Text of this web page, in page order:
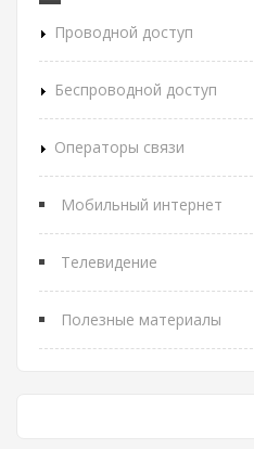
Проводной доступ
Беспроводной доступ
Операторы связи
Мобильный интернет
Телевидение
Полезные материалы